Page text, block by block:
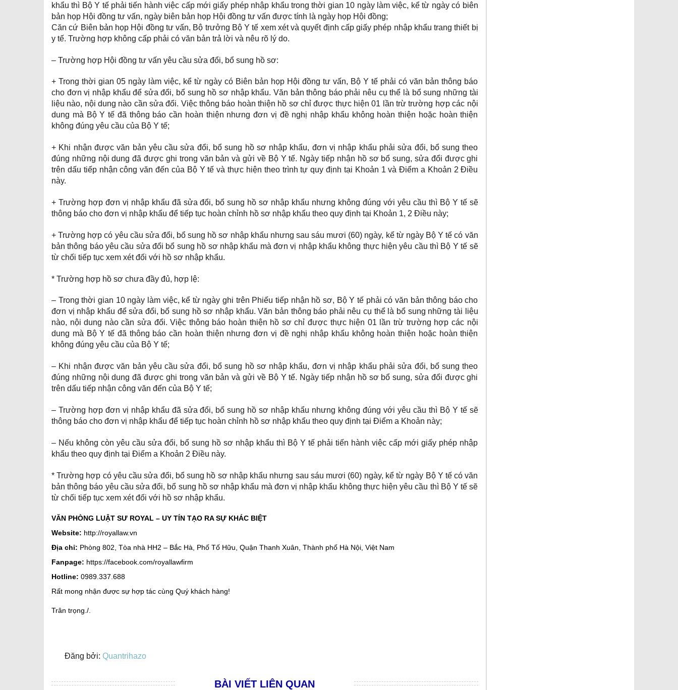
khẩu thì Bộ Y tế phải tiến hành việc cấp mới giấy phép nhập khẩu trong thời gian 10 ngày làm việc, kể từ ngày có biên
bản họp Hội đồng tư vấn, ngày biên bản họp Hội đồng tư vấn được tính là ngày họp Hội đồng;
Căn cứ Biên bản họp Hội đồng tư vấn, Bộ trưởng Bộ Y tế xem xét và quyết định cấp giấy phép nhập khẩu trang thiết bị
y tế. Trường hợp không cấp phải có văn bản trả lời và nêu rõ lý do.
– Trường hợp Hội đồng tư vấn yêu cầu sửa đổi, bổ sung hồ sơ:
+ Trong thời gian 05 ngày làm việc, kể từ ngày có Biên bản họp Hội đồng tư vấn, Bộ Y tế phải có văn bản thông báo
cho đơn vị nhập khẩu để sửa đổi, bổ sung hồ sơ nhập khẩu. Văn bản thông báo phải nêu cụ thể là bổ sung những tài
liệu nào, nội dung nào cần sửa đổi. Việc thông báo hoàn thiện hồ sơ chỉ được thực hiện 01 lần trừ trường hợp các nội
dung mà Bộ Y tế đã thông báo cần hoàn thiện nhưng đơn vị đề nghị nhập khẩu không hoàn thiện hoặc hoàn thiện
không đúng yêu cầu của Bộ Y tế;
+ Khi nhận được văn bản yêu cầu sửa đổi, bổ sung hồ sơ nhập khẩu, đơn vị nhập khẩu phải sửa đổi, bổ sung theo
đúng những nội dung đã được ghi trong văn bản và gửi về Bộ Y tế. Ngày tiếp nhận hồ sơ bổ sung, sửa đổi được ghi
trên dấu tiếp nhận công văn đến của Bộ Y tế và thực hiện theo trình tự quy định tại Khoản 1 và Điểm a Khoản 2 Điều
này.
+ Trường hợp đơn vị nhập khẩu đã sửa đổi, bổ sung hồ sơ nhập khẩu nhưng không đúng với yêu cầu thì Bộ Y tế sẽ
thông báo cho đơn vị nhập khẩu để tiếp tục hoàn chỉnh hồ sơ nhập khẩu theo quy định tại Khoản 1, 2 Điều này;
+ Trường hợp có yêu cầu sửa đổi, bổ sung hồ sơ nhập khẩu nhưng sau sáu mươi (60) ngày, kể từ ngày Bộ Y tế có văn
bản thông báo yêu cầu sửa đổi bổ sung hồ sơ nhập khẩu mà đơn vị nhập khẩu không thực hiện yêu cầu thì Bộ Y tế sẽ
từ chối tiếp tục xem xét đối với hồ sơ nhập khẩu.
* Trường hợp hồ sơ chưa đầy đủ, hợp lệ:
– Trong thời gian 10 ngày làm việc, kể từ ngày ghi trên Phiếu tiếp nhận hồ sơ, Bộ Y tế phải có văn bản thông báo cho
đơn vị nhập khẩu để sửa đổi, bổ sung hồ sơ nhập khẩu. Văn bản thông báo phải nêu cụ thể là bổ sung những tài liệu
nào, nội dung nào cần sửa đổi. Việc thông báo hoàn thiện hồ sơ chỉ được thực hiện 01 lần trừ trường hợp các nội
dung mà Bộ Y tế đã thông báo cần hoàn thiện nhưng đơn vị đề nghị nhập khẩu không hoàn thiện hoặc hoàn thiện
không đúng yêu cầu của Bộ Y tế;
– Khi nhận được văn bản yêu cầu sửa đổi, bổ sung hồ sơ nhập khẩu, đơn vị nhập khẩu phải sửa đổi, bổ sung theo
đúng những nội dung đã được ghi trong văn bản và gửi về Bộ Y tế. Ngày tiếp nhận hồ sơ bổ sung, sửa đổi được ghi
trên dấu tiếp nhận công văn đến của Bộ Y tế;
– Trường hợp đơn vị nhập khẩu đã sửa đổi, bổ sung hồ sơ nhập khẩu nhưng không đúng với yêu cầu thì Bộ Y tế sẽ
thông báo cho đơn vị nhập khẩu để tiếp tục hoàn chỉnh hồ sơ nhập khẩu theo quy định tại Điểm a Khoản này;
– Nếu không còn yêu cầu sửa đổi, bổ sung hồ sơ nhập khẩu thì Bộ Y tế phải tiến hành việc cấp mới giấy phép nhập
khẩu theo quy định tại Điểm a Khoản 2 Điều này.
* Trường hợp có yêu cầu sửa đổi, bổ sung hồ sơ nhập khẩu nhưng sau sáu mươi (60) ngày, kể từ ngày Bộ Y tế có văn
bản thông báo yêu cầu sửa đổi, bổ sung hồ sơ nhập khẩu mà đơn vị nhập khẩu không thực hiện yêu cầu thì Bộ Y tế sẽ
từ chối tiếp tục xem xét đối với hồ sơ nhập khẩu.
VĂN PHÒNG LUẬT SƯ ROYAL – UY TÍN TẠO RA SỰ KHÁC BIỆT
Website: http://royallaw.vn
Địa chỉ: Phòng 802, Tòa nhà HH2 – Bắc Hà, Phố Tố Hữu, Quận Thanh Xuân, Thành phố Hà Nội, Việt Nam
Fanpage: https://facebook.com/royallawfirm
Hotline: 0989.337.688
Rất mong nhận được sự hợp tác cùng Quý khách hàng!
Trân trọng./.
Đăng bởi: Quantrihazo
BÀI VIẾT LIÊN QUAN